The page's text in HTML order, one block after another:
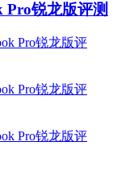
Pro锐龙版评测